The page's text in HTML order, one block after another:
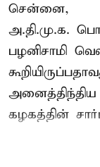
சென்னை,
அ.தி.மு.க.
பழனிசாமி
கழகத்தின்